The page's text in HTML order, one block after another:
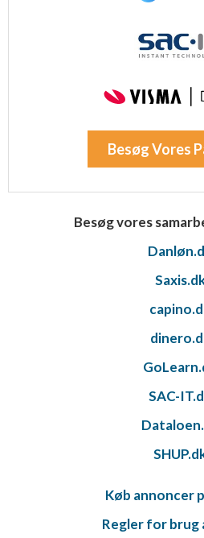
Besøg Vores
Besøg vores
SAC-
Køb annoncer
Regler for brug